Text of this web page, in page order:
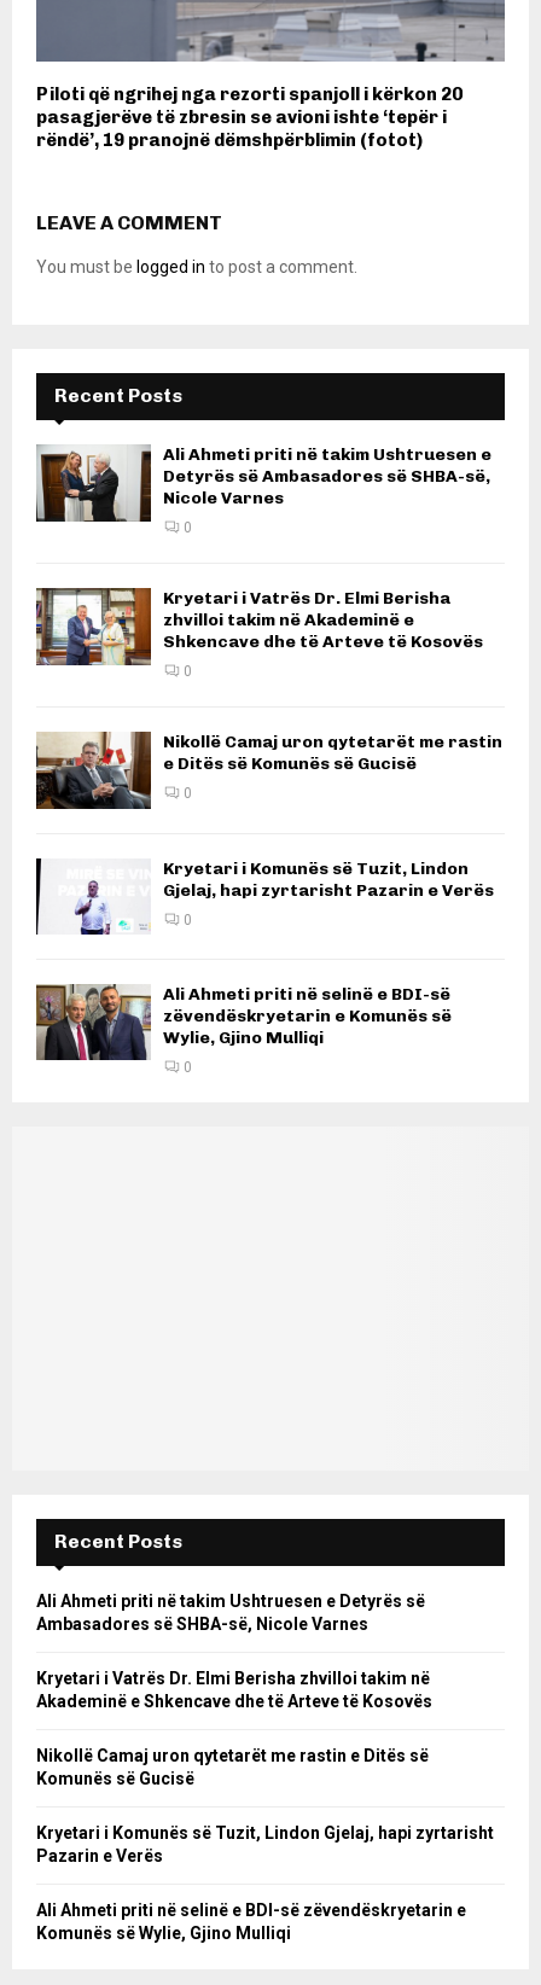
Piloti që ngrihej nga rezorti spanjoll i kërkon 20
pasagjerëve të zbresin se avioni ishte ‘tepër i
rëndë’, 19 pranojnë dëmshpërblimin (fotot)
LEAVE A COMMENT
You must be logged in to post a comment.
Recent Posts
Ali Ahmeti priti në takim Ushtruesen e
Detyrës së Ambasadores së SHBA-së,
Nicole Varnes
0
Kryetari i Vatrës Dr. Elmi Berisha
zhvilloi takim në Akademinë e
Shkencave dhe të Arteve të Kosovës
0
Nikollë Camaj uron qytetarët me rastin
e Ditës së Komunës së Gucisë
0
Kryetari i Komunës së Tuzit, Lindon
Gjelaj, hapi zyrtarisht Pazarin e Verës
0
Ali Ahmeti priti në selinë e BDI-së
zëvendëskryetarin e Komunës së
Wylie, Gjino Mulliqi
0
Recent Posts
Ali Ahmeti priti në takim Ushtruesen e Detyrës së
Ambasadores së SHBA-së, Nicole Varnes
Kryetari i Vatrës Dr. Elmi Berisha zhvilloi takim në
Akademinë e Shkencave dhe të Arteve të Kosovës
Nikollë Camaj uron qytetarët me rastin e Ditës së
Komunës së Gucisë
Kryetari i Komunës së Tuzit, Lindon Gjelaj, hapi zyrtarisht
Pazarin e Verës
Ali Ahmeti priti në selinë e BDI-së zëvendëskryetarin e
Komunës së Wylie, Gjino Mulliqi